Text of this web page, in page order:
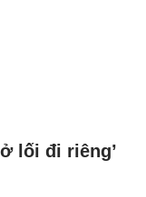
lối đi riêng’